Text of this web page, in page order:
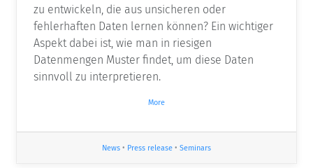
zu entwickeln, die aus unsicheren oder
fehlerhaften Daten lernen können? Ein wichtiger
Aspekt dabei ist, wie man in riesigen
Datenmengen Muster findet, um diese Daten
sinnvoll zu interpretieren.
More
News • Press release • Seminars